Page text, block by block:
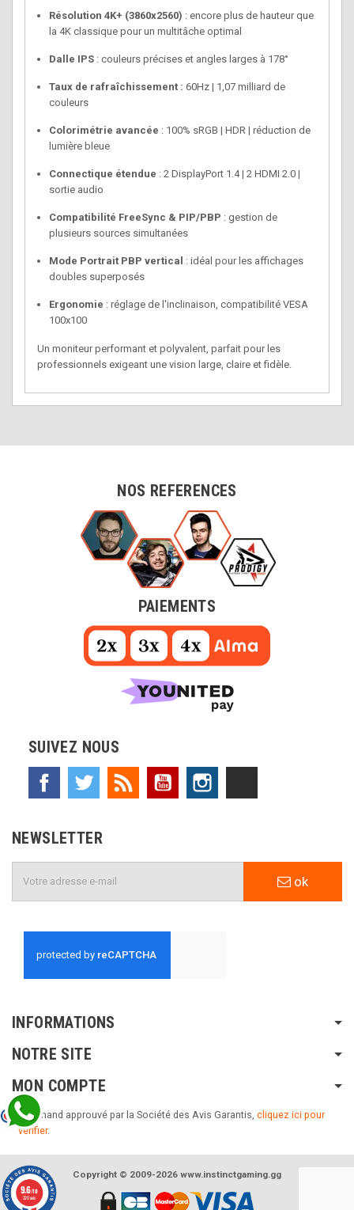
Résolution 4K+ (3860x2560) : encore plus de hauteur que
la 4K classique pour un multitâche optimal
Dalle IPS : couleurs précises et angles larges à 178°
Taux de rafraîchissement : 60Hz | 1,07 milliard de
couleurs
Colorimétrie avancée : 100% sRGB | HDR | réduction de
lumière bleue
Connectique étendue : 2 DisplayPort 1.4 | 2 HDMI 2.0 |
sortie audio
Compatibilité FreeSync & PIP/PBP : gestion de
plusieurs sources simultanées
Mode Portrait PBP vertical : idéal pour les affichages
doubles superposés
Ergonomie : réglage de l'inclinaison, compatibilité VESA
100x100
Un moniteur performant et polyvalent, parfait pour les
professionnels exigeant une vision large, claire et fidèle.
NOS REFERENCES
PAIEMENTS
SUIVEZ NOUS
Facebook Twitter Rss YouTube
NEWSLETTER
ok
INFORMATIONS
NOTRE SITE
MON COMPTE
Marchand approuvé par la Société des Avis Garantis, cliquez ici pour
vérifier.
Copyright © 2009-2026 www.instinctgaming.gg
9.6/10
320 avis